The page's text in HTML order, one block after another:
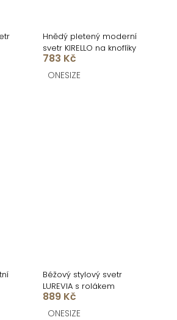
Hnědý pletený moderní
svetr KIRELLO na knoflíky
783 Kč
ONESIZE
Béžový stylový svetr
LUREVIA s rolákem
889 Kč
ONESIZE